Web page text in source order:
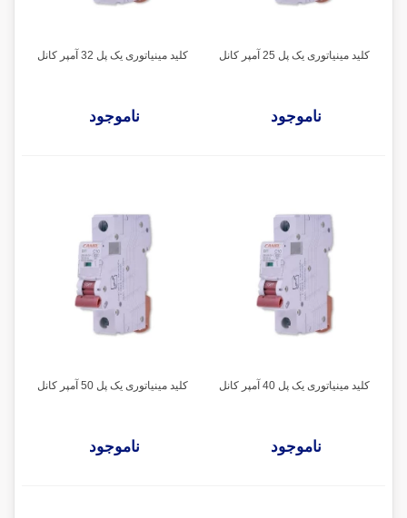
کلید مینیاتوری یک پل 25 آمپر کانل
ناموجود
کلید مینیاتوری یک پل 32 آمپر کانل
ناموجود
کلید مینیاتوری یک پل 40 آمپر کانل
ناموجود
کلید مینیاتوری یک پل 50 آمپر کانل
ناموجود